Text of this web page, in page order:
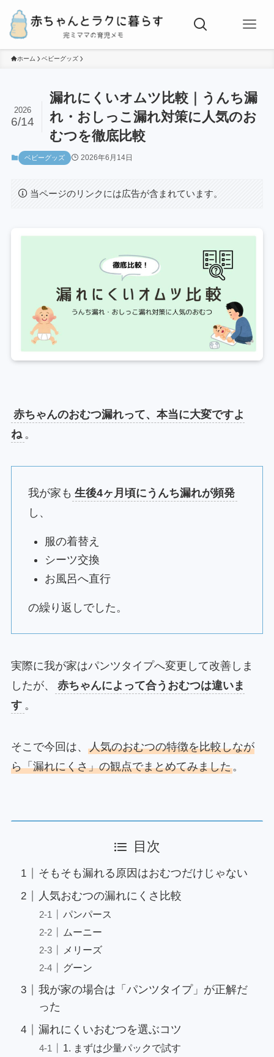
ホーム ベビーグッズ
漏れにくいオムツ比較｜うんち漏
れ・おしっこ漏れ対策に人気のお
むつを徹底比較
2026
6/14
ベビーグッズ 2026年6月14日
当ページのリンクには広告が含まれています。
赤ちゃんのおむつ漏れって、本当に大変ですよ
ね 。
我が家も 生後4ヶ月頃にうんち漏れが頻発
し、
服の着替え
シーツ交換
お風呂へ直行
の繰り返しでした。
実際に我が家はパンツタイプへ変更して改善しま
したが、
赤ちゃんによって合うおむつは違いま
す 。
そこで今回は、 人気のおむつの特徴を比較しなが
ら「漏れにくさ」の観点でまとめてみました。
目次
そもそも漏れる原因はおむつだけじゃない
人気おむつの漏れにくさ比較
パンパース
ムーニー
メリーズ
グーン
我が家の場合は「パンツタイプ」が正解だ
った
漏れにくいおむつを選ぶコツ
1. まずは少量パックで試す